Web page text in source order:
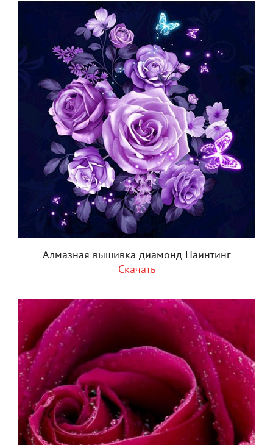
Алмазная вышивка диамонд Паинтинг
Скачать